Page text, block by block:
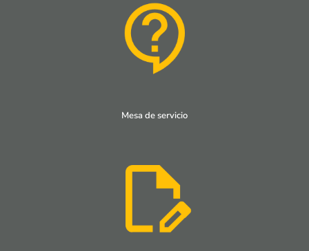
Mesa de servicio